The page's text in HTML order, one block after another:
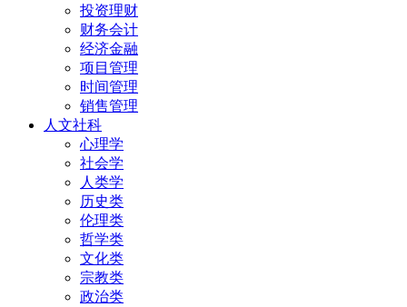
投资理财
财务会计
经济金融
项目管理
时间管理
销售管理
人文社科
心理学
社会学
人类学
历史类
伦理类
哲学类
文化类
宗教类
政治类